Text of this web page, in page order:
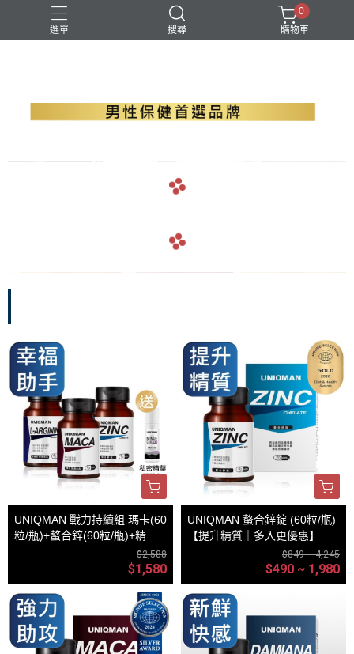
選單 搜尋
B群+馬卡 EPA魚油 瑪卡 精胺酸 螯合鋅
0
購物車
UNIQMAN 戰力持續組 瑪卡(60
粒/瓶)+螯合鋅(60粒/瓶)+精胺
$2,588
$1,580
UNIQMAN 螯合鋅錠 (60粒/瓶)
【提升精質｜多入更優惠】
$849 ~ 4,245
$490 ~ 1,980